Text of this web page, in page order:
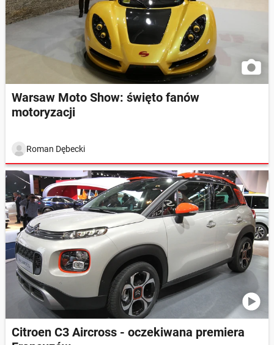
Warsaw Moto Show: święto fanów
motoryzacji
Roman Dębecki
Citroen C3 Aircross - oczekiwana premiera